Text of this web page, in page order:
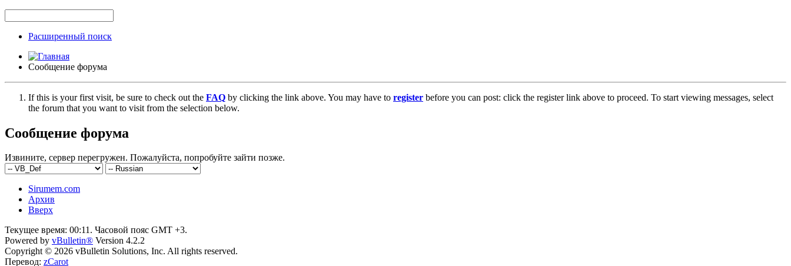
Расширенный поиск
Сообщение форума
If this is your first visit, be sure to check out the FAQ by clicking the link above. You may have to register before you can post: click the register link above to proceed. To start viewing messages, select
the forum that you want to visit from the selection below.
Сообщение форума
Извините, сервер перегружен. Пожалуйста, попробуйте зайти позже.
Sirumem.com
Архив
Вверх
Текущее время: 00:11. Часовой пояс GMT +3.
Powered by vBulletin® Version 4.2.2
Copyright © 2026 vBulletin Solutions, Inc. All rights reserved.
Перевод: zCarot